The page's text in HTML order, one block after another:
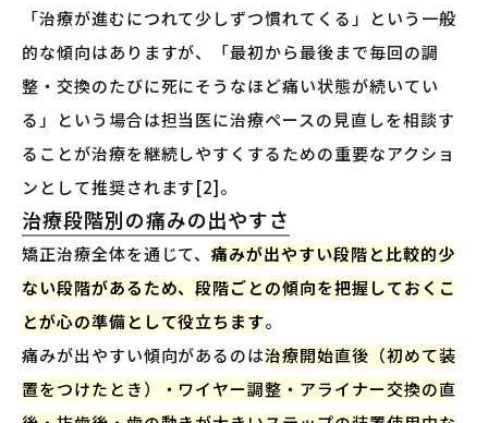
「治療が進むにつれて少しずつ慣れてくる」という一般
的な傾向はありますが、「最初から最後まで毎回の調
整・交換のたびに死にそうなほど痛い状態が続いてい
る」という場合は担当医に治療ペースの見直しを相談す
ることが治療を継続しやすくするための重要なアクショ
ンとして推奨されます[2]。
治療段階別の痛みの出やすさ
矯正治療全体を通じて、痛みが出やすい段階と比較的少
ない段階があるため、段階ごとの傾向を把握しておくこ
とが心の準備として役立ちます。
痛みが出やすい傾向があるのは治療開始直後（初めて装
置をつけたとき）・ワイヤー調整・アライナー交換の直